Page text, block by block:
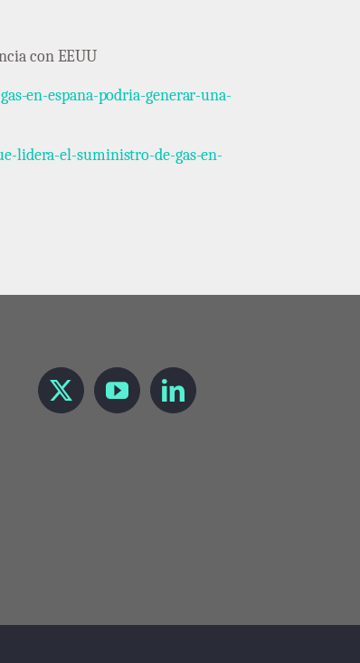
con EEUU
en-espana-podria-generar-una-
lidera-el-suministro-de-gas-en-